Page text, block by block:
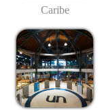
Caribe